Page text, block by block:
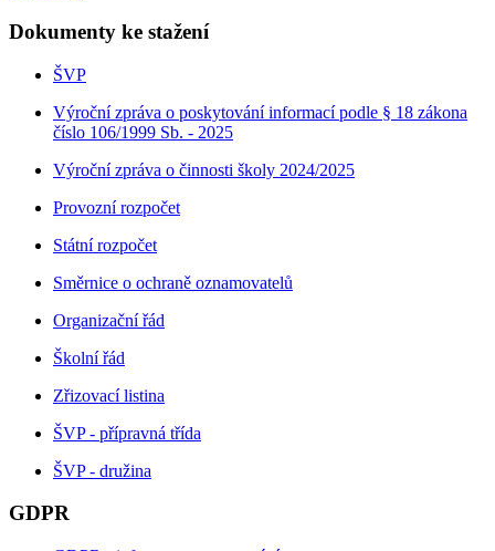
Dokumenty ke stažení
ŠVP
Výroční zpráva o poskytování informací podle § 18 zákona
číslo 106/1999 Sb. - 2025
Výroční zpráva o činnosti školy 2024/2025
Provozní rozpočet
Státní rozpočet
Směrnice o ochraně oznamovatelů
Organizační řád
Školní řád
Zřizovací listina
ŠVP - přípravná třída
ŠVP - družina
GDPR